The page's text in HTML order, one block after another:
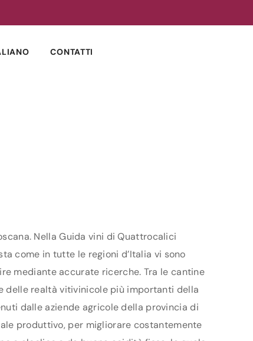
CONTATTI
Nella Guida vini di Quattrocalici
come in tutte le regioni d’Italia vi sono
mediante accurate ricerche. Tra le cantine
delle realtà vitivinicole più importanti della
dalle aziende agricole della provincia di
produttivo, per migliorare costantemente